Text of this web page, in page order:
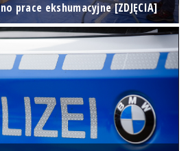
prace ekshumacyjne [ZDJĘCIA]